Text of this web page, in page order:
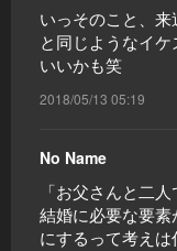
いっそのこと、
と同じようなイ
いいかも笑
2018/05/13 05:19
No Name
「お父さんと二
結婚に必要な要
にするって考えは